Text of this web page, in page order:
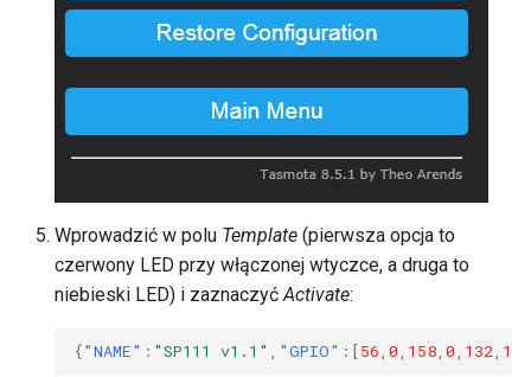
Wprowadzić w polu Template (pierwsza opcja to
czerwony LED przy włączonej wtyczce, a druga to
niebieski LED) i zaznaczyćActivate:
{"NAME" : "SP111 v1.1" , "GPIO" :[56, 0, 158, 0, 132, 134